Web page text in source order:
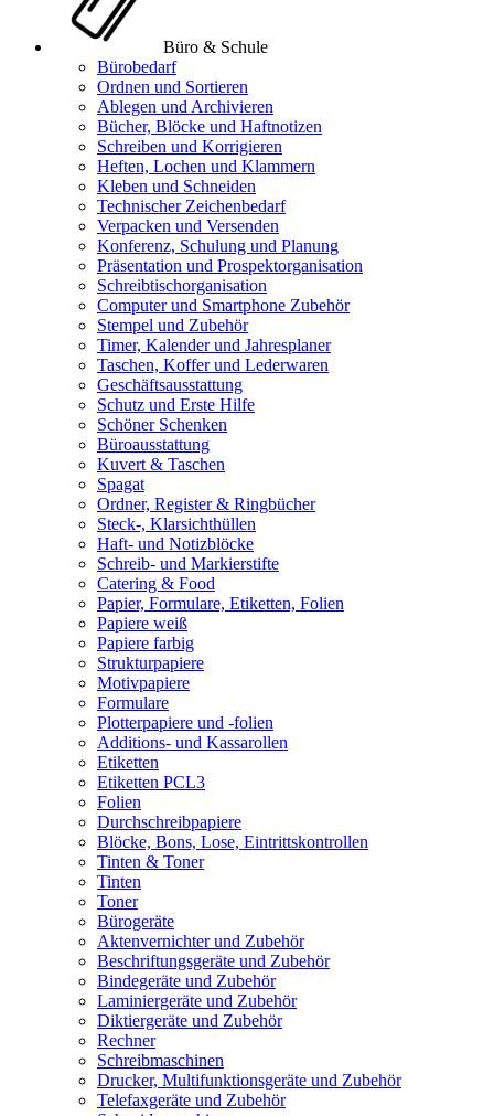
Büro & Schule
Bürobedarf
Ordnen und Sortieren
Ablegen und Archivieren
Bücher, Blöcke und Haftnotizen
Schreiben und Korrigieren
Heften, Lochen und Klammern
Kleben und Schneiden
Technischer Zeichenbedarf
Verpacken und Versenden
Konferenz, Schulung und Planung
Präsentation und Prospektorganisation
Schreibtischorganisation
Computer und Smartphone Zubehör
Stempel und Zubehör
Timer, Kalender und Jahresplaner
Taschen, Koffer und Lederwaren
Geschäftsausstattung
Schutz und Erste Hilfe
Schöner Schenken
Büroausstattung
Kuvert & Taschen
Spagat
Ordner, Register & Ringbücher
Steck-, Klarsichthüllen
Haft- und Notizblöcke
Schreib- und Markierstifte
Catering & Food
Papier, Formulare, Etiketten, Folien
Papiere weiß
Papiere farbig
Strukturpapiere
Motivpapiere
Formulare
Plotterpapiere und -folien
Additions- und Kassarollen
Etiketten
Etiketten PCL3
Folien
Durchschreibpapiere
Blöcke, Bons, Lose, Eintrittskontrollen
Tinten & Toner
Tinten
Toner
Bürogeräte
Aktenvernichter und Zubehör
Beschriftungsgeräte und Zubehör
Bindegeräte und Zubehör
Laminiergeräte und Zubehör
Diktiergeräte und Zubehör
Rechner
Schreibmaschinen
Drucker, Multifunktionsgeräte und Zubehör
Telefaxgeräte und Zubehör